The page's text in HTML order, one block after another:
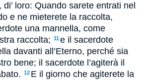
di’ loro: Quando sarete entrati nel
e ne mieterete la raccolta,
una mannella, come
raccolta; 11e il sacerdote
davanti all’Eterno, perché sia
bene; il sacerdote l’agiterà il
12 E il giorno che agiterete la